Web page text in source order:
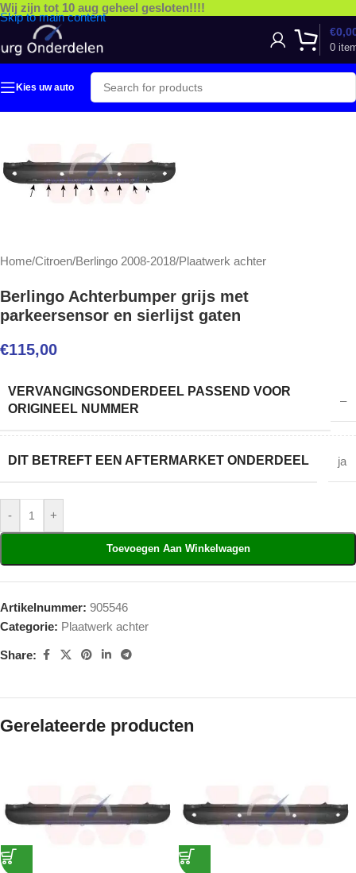
Skip to main content
Wij zijn tot 10 aug geheel gesloten!!!!
0
€
Kies uw auto
Home/Citroen/Berlingo 2008-2018/Plaatwerk achter
Berlingo Achterbumper grijs met
parkeersensor en sierlijst gaten
€115,00
VERVANGINGSONDERDEEL PASSEND VOOR
ORIGINEEL NUMMER
–
DIT BETREFT EEN AFTERMARKET ONDERDEEL ja
- +
Toevoegen Aan Winkelwagen
Artikelnummer: 905546
Categorie: Plaatwerk achter
Share:
Gerelateerde producten